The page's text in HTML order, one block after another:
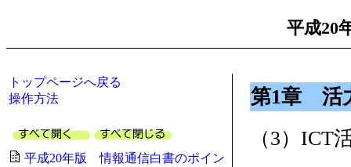
平成20
トップページへ戻る
操作方法
平成20年版 情報通信白書のポイン
第1章 活
（3）ICT